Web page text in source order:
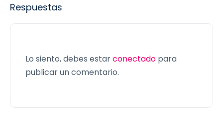
Respuestas
Lo siento, debes estarconectado para
publicar un comentario.